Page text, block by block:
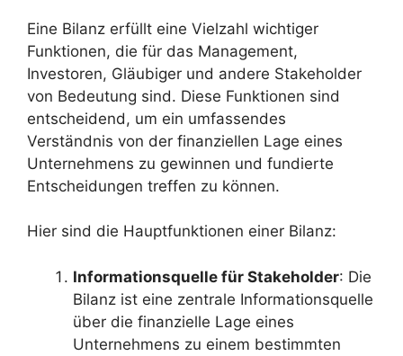
Eine Bilanz erfüllt eine Vielzahl wichtiger
Funktionen, die für das Management,
Investoren, Gläubiger und andere Stakeholder
von Bedeutung sind. Diese Funktionen sind
entscheidend, um ein umfassendes
Verständnis von der finanziellen Lage eines
Unternehmens zu gewinnen und fundierte
Entscheidungen treffen zu können.
Hier sind die Hauptfunktionen einer Bilanz:
Informationsquelle für Stakeholder: Die
Bilanz ist eine zentrale Informationsquelle
über die finanzielle Lage eines
Unternehmens zu einem bestimmten